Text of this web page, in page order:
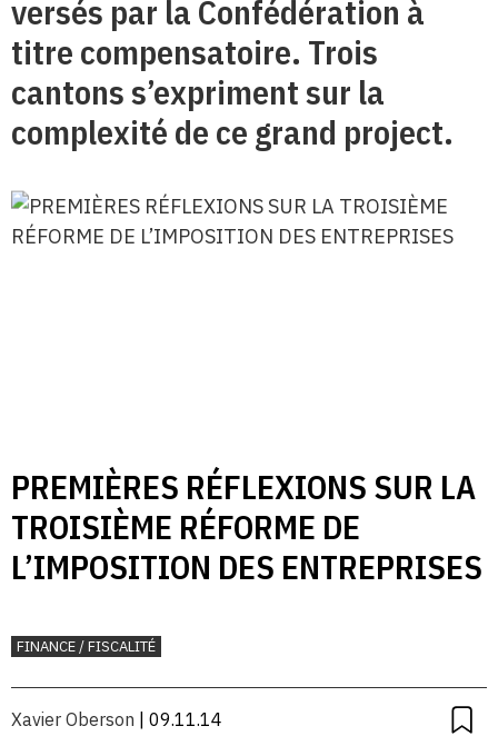
versés par la Confédération à
titre compensatoire. Trois
cantons s’expriment sur la
complexité de ce grand project.
PREMIÈRES RÉFLEXIONS SUR LA
TROISIÈME RÉFORME DE
L’IMPOSITION DES ENTREPRISES
FINANCE / FISCALITÉ
Xavier Oberson | 09.11.14